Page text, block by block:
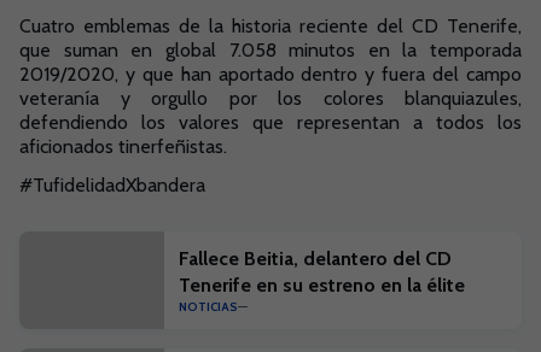
Cuatro emblemas de la historia reciente del CD Tenerife,
que suman en global 7.058 minutos en la temporada
2019/2020, y que han aportado dentro y fuera del campo
veteranía y orgullo por los colores blanquiazules,
defendiendo los valores que representan a todos los
aficionados tinerfeñistas.
#TufidelidadXbandera
Fallece Beitia, delantero del CD
Tenerife en su estreno en la élite
NOTICIAS